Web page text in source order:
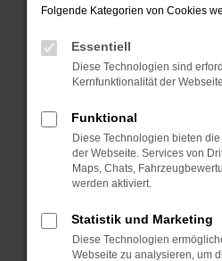
Prüfe deine
können das Laden
verhindern. Funktioniert
anderen Browser oder in
Starte dein Gerät neu.
Das kann manchmal
Probleme zu beheben.
Betriebssystem auf
sind.
Folgende Kategorien von Cookies
Essentiell
Diese Technologien sind
Kernfunktionalität der
Funktional
Diese Technologien bieten
der Webseite. Services von
Maps, Chats,
werden aktiviert.
Statistik und Marketing
Diese Technologien
Webseite zu analysieren, um